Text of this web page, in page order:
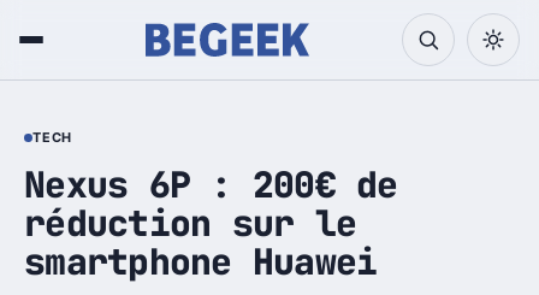
TECH
Nexus 6P : 200€ de
réduction sur le
smartphone Huawei